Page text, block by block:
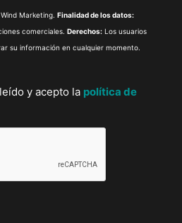
Wind Marketing. Finalidad de los datos:
comerciales. Derechos: Los usuarios
su información en cualquier momento.
y acepto la política de